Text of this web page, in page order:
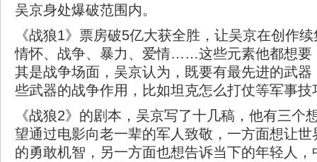
吴京身处爆破范围内。
《战狼1》票房破5亿大获全胜，让吴京在创作
情怀、战争、暴力、爱情……这些元素他都想要
其是战争场面，吴京认为，既要有最先进的武器
些武器的战争作用，比如坦克怎么打仗等军事技
《战狼2》的剧本，吴京写了十几稿，他有三个
望通过电影向老一辈的军人致敬，一方面想让世
的勇敢机智，另一方面也想告诉当下的年轻人